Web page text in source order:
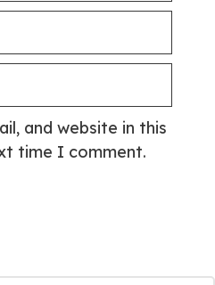
and website in this
time I comment.